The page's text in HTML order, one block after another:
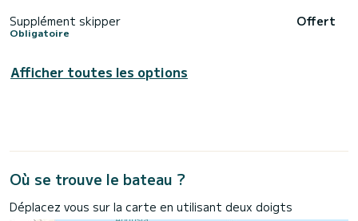
Supplément skipper
Obligatoire
Offert
Afficher toutes les options
Où se trouve le bateau ?
Déplacez vous sur la carte en utilisant deux doigts